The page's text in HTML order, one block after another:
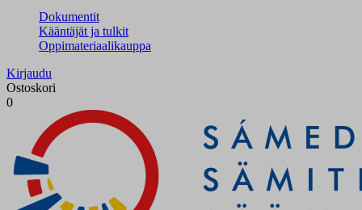
Dokumentit
Kääntäjät ja tulkit
Oppimateriaalikauppa
Kirjaudu
Ostoskori
0